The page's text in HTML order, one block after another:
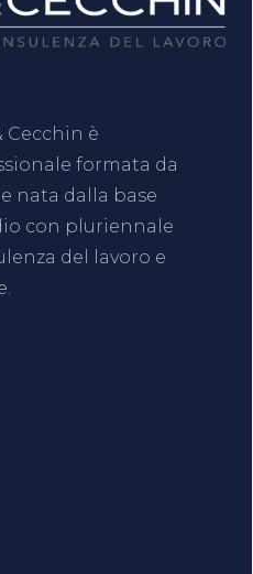
Cecchin è
formata da
nata dalla base
con pluriennale
del lavoro e